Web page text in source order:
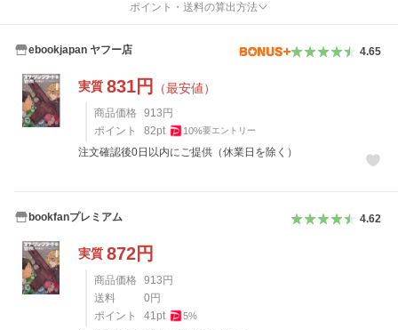
ポイント・送料の算出方法
ebookjapan ヤフー店 4.65
実質 831円 （最安値）
商品価格 913 円
ポイント
82pt 10%要エントリー
注文確認後0日以内にご提供（休業日を除く）
bookfanプレミアム 4.62
実質 872円
商品価格 913 円
送料
0 円
ポイント
41pt 5%